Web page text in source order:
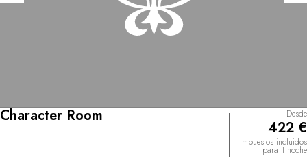
Character Room Desde
422 €
Impuestos incluidos
para 1 noche